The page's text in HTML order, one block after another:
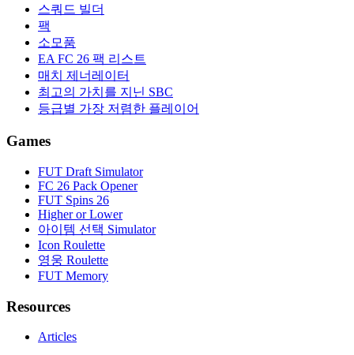
스쿼드 빌더
팩
소모품
EA FC 26 팩 리스트
매치 제너레이터
최고의 가치를 지닌 SBC
등급별 가장 저렴한 플레이어
Games
FUT Draft Simulator
FC 26 Pack Opener
FUT Spins 26
Higher or Lower
아이템 선택 Simulator
Icon Roulette
영웅 Roulette
FUT Memory
Resources
Articles